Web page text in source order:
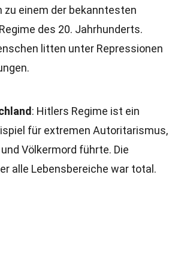
zu einem der bekanntesten
des 20. Jahrhunderts.
litten unter Repressionen
: Hitlers Regime ist ein
für extremen Autoritarismus,
Völkermord führte. Die
alle Lebensbereiche war total.